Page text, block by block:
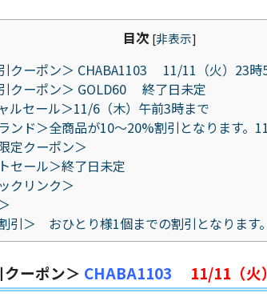
目次 [非表示]
クーポン＞ CHABA1103 11/11（火）23時
クーポン＞ GOLD60 終了日未定
ルセール＞11/6（木）午前3時まで
ンド＞全商品が10～20%割引となります。
定クーポン＞
セール＞終了日未定
クリンク＞
引＞ おひとり様1個までの割引となります。
ーポン＞ CHABA1103 11/11（火